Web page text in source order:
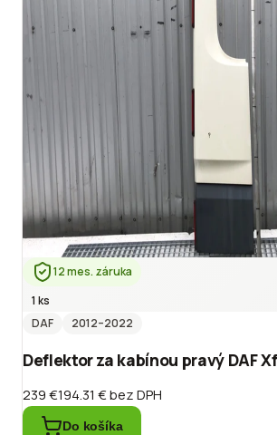
12 mes. záruka
1 ks
DAF
2012–2022
Deflektor za kabínou pravý DAF
239 €194.31 €bez DPH
Do košíka